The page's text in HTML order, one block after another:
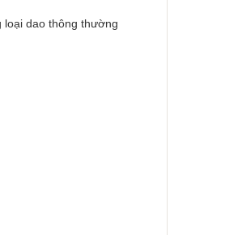
loại dao thông thường